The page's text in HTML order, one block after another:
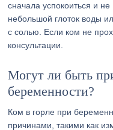
сначала успокоиться и
небольшой глоток воды
с солью. Если ком не
консультации.
Могут ли быть
беременности?
Ком в горле при
причинами, такими как